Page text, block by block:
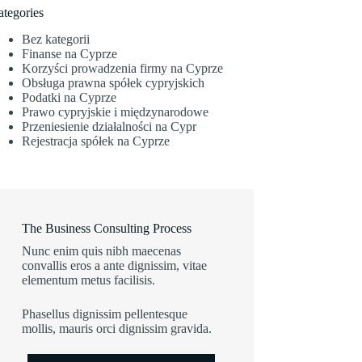
Bez kategorii
Finanse na Cyprze
Korzyści prowadzenia firmy na Cyprze
Obsługa prawna spółek cypryjskich
Podatki na Cyprze
Prawo cypryjskie i międzynarodowe
Przeniesienie działalności na Cypr
Rejestracja spółek na Cyprze
The Business Consulting Process
Nunc enim quis nibh maecenas
convallis eros a ante dignissim, vitae
elementum metus facilisis.
Phasellus dignissim pellentesque
mollis, mauris orci dignissim gravida.